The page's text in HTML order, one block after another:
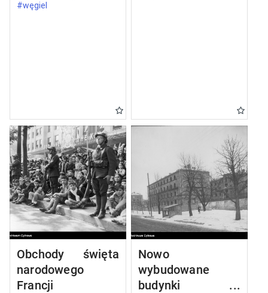
#węgiel
Obchody święta
narodowego
Francji
Nowo
wybudowane
budynki w